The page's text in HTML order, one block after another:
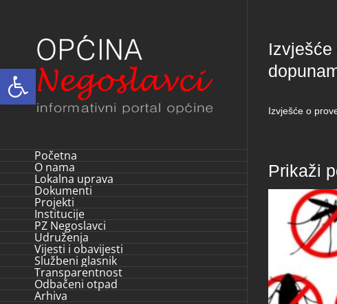
Open toolbar
Početna
O nama
Lokalna uprava
Dokumenti
Projekti
Institucije
PZ Negoslavci
Udruženja
Vijesti i obavijesti
Službeni glasnik
Transparentnost
Odbačeni otpad
Arhiva
Izvješće o
Prikaži